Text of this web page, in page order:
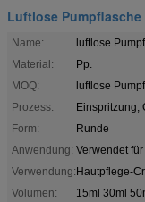
Luftlose Pumpflasche
Name:
luftlose
Material:
Pp.
MOQ:
luftlose
Prozess:
Einspritzung,
Form:
Runde
Anwendung: Verwendet
Verwendung:Hautpflege-
Volumen:
15ml 30ml